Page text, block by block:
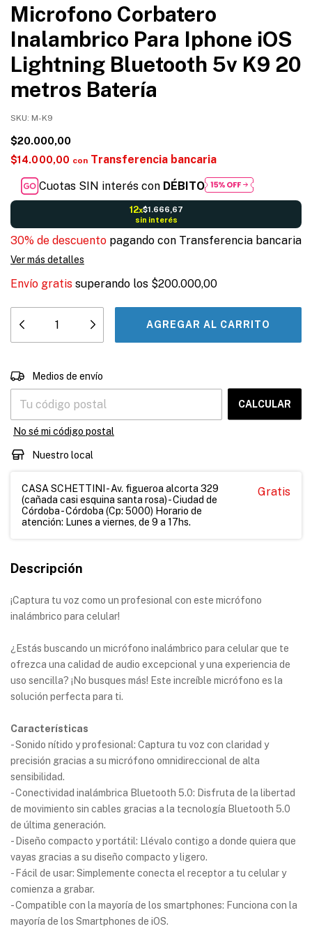
Microfono Corbatero
Inalambrico Para Iphone iOS
Lightning Bluetooth 5v K9 20
metros Batería
SKU: M-K9
$20.000,00
$14.000,00 con Transferencia bancaria
Cuotas SIN interés con DÉBITO
12x$1.666,67
sin interés
30% de descuento pagando con Transferencia bancaria
Ver más detalles
Envío gratis superando los $200.000,00
Entregas para el CP:
Medios de envío
CALCULAR
No sé mi código postal
Nuestro local
CASA SCHETTINI - Av. figueroa alcorta 329
(cañada casi esquina santa rosa) - Ciudad de
Córdoba - Córdoba (Cp: 5000) Horario de
atención: Lunes a viernes, de 9 a 17hs.
Gratis
Descripción
¡Captura tu voz como un profesional con este micrófono
inalámbrico para celular!
¿Estás buscando un micrófono inalámbrico para celular que te
ofrezca una calidad de audio excepcional y una experiencia de
uso sencilla? ¡No busques más! Este increíble micrófono es la
solución perfecta para ti.
Características
- Sonido nítido y profesional: Captura tu voz con claridad y
precisión gracias a su micrófono omnidireccional de alta
sensibilidad.
- Conectividad inalámbrica Bluetooth 5.0: Disfruta de la libertad
de movimiento sin cables gracias a la tecnología Bluetooth 5.0
de última generación.
- Diseño compacto y portátil: Llévalo contigo a donde quiera que
vayas gracias a su diseño compacto y ligero.
- Fácil de usar: Simplemente conecta el receptor a tu celular y
comienza a grabar.
- Compatible con la mayoría de los smartphones: Funciona con la
mayoría de los Smartphones de iOS.